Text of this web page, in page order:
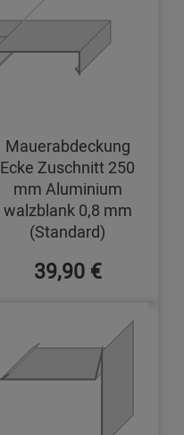
Mauerabdeckung
Ecke Zuschnitt 250
mm Aluminium
walzblank 0,8 mm
(Standard)
39,90 €